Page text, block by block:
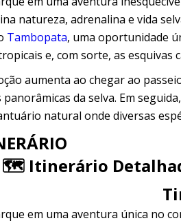
natureza, adrenalina e vida
Tambopata, uma oportunidade
e, com sorte, as esquivas
aumenta ao chegar ao
panorâmicas da selva. Em
natural onde diversas
🗺️ Itinerário
em uma aventura única no